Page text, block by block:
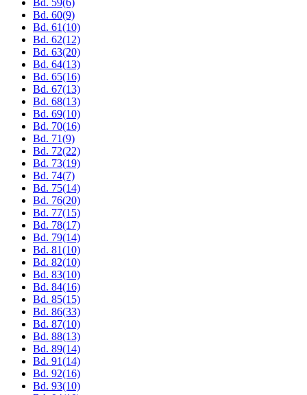
Bd. 59(6)
Bd. 60(9)
Bd. 61(10)
Bd. 62(12)
Bd. 63(20)
Bd. 64(13)
Bd. 65(16)
Bd. 67(13)
Bd. 68(13)
Bd. 69(10)
Bd. 70(16)
Bd. 71(9)
Bd. 72(22)
Bd. 73(19)
Bd. 74(7)
Bd. 75(14)
Bd. 76(20)
Bd. 77(15)
Bd. 78(17)
Bd. 79(14)
Bd. 81(10)
Bd. 82(10)
Bd. 83(10)
Bd. 84(16)
Bd. 85(15)
Bd. 86(33)
Bd. 87(10)
Bd. 88(13)
Bd. 89(14)
Bd. 91(14)
Bd. 92(16)
Bd. 93(10)